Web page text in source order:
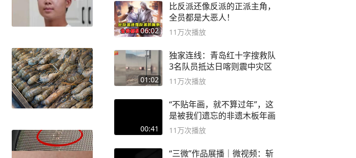
06:02
比反派还像反派的正派主角，
全员都是大恶人！
11万次播放
01:02
独家连线：青岛红十字搜救队
3名队员抵达日喀则震中灾区
11万次播放
00:41
“不贴年画，就不算过年”，这
是被我们遗忘的非遗木板年画
11万次播放
“三微”作品展播｜微视频：斩